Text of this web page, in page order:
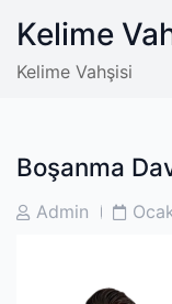
content
Kelime
Kelime Vahşisi
Boşanma
PostAdmin
Post